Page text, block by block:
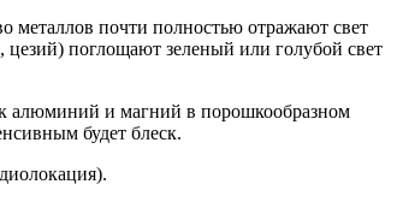
металлов почти полностью отражают свет
цезий) поглощают зеленый или голубой свет
алюминий и магний в порошкообразном
будет блеск.